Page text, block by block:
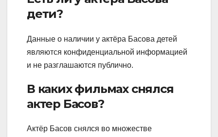
дети?
Данные о наличии у актёра Басова детей
являются конфиденциальной информацией
и не разглашаются публично.
В каких фильмах снялся
актер Басов?
Актёр Басов снялся во множестве